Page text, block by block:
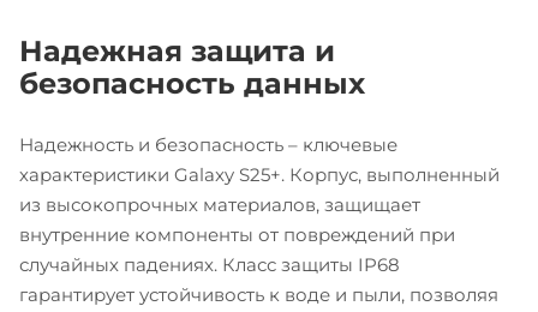
Надежная защита и
безопасность данных
Надежность и безопасность – ключевые
характеристики Galaxy S25+. Корпус, выполненный
из высокопрочных материалов, защищает
внутренние компоненты от повреждений при
случайных падениях. Класс защиты IP68
гарантирует устойчивость к воде и пыли, позволяя